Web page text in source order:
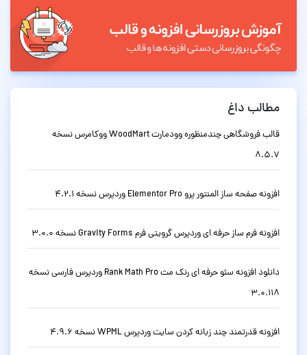
مطالب داغ
قالب فروشگاهی چندمنظوره وودمارت WoodMart ووکامرس نسخه
8.5.7
افزونه صفحه ساز المنتور پرو Elementor Pro وردپرس نسخه 4.2.1
افزونه فرم ساز حرفه ای وردپرس گرویتی فرم Gravity Forms نسخه 3.0.0
دانلود افزونه سئو حرفه ای رنک مث Rank Math Pro وردپرس فارسی نسخه
3.0.118
افزونه قدرتمند چند زبانه کردن سایت وردپرس WPML نسخه 4.9.6